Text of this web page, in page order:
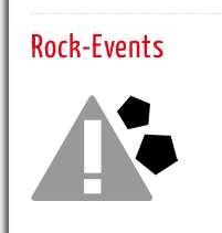
Rock-Events